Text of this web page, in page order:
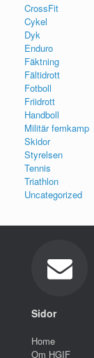
CrossFit
Cykel
Dyk
Enduro
Fäktning
Fältidrott
Fotboll
Friidrott
Handboll
Militär femkamp
Skidor
Styrelsen
Tennis
Triathlon
Uncategorized
Sidor
Home
Om HGIF